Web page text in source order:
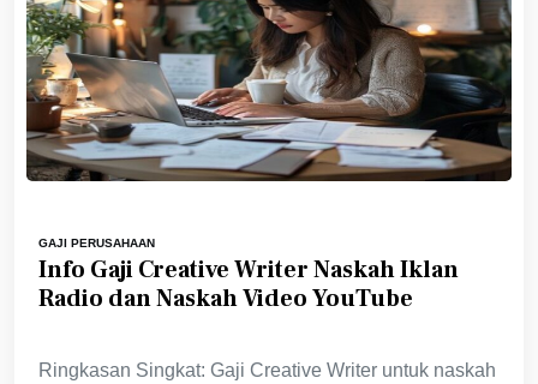
GAJI PERUSAHAAN
Info Gaji Creative Writer Naskah Iklan
Radio dan Naskah Video YouTube
Ringkasan Singkat: Gaji Creative Writer untuk naskah